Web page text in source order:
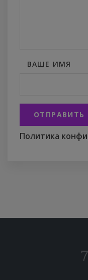
ВАШЕ ИМЯ
ОТПРАВИТЬ
Политика